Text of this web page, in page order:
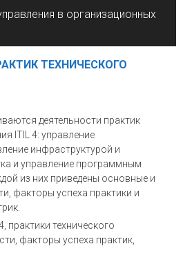
в организационных
ТЕХНИЧЕСКОГО
деятельности практик
ITIL 4: управление
инфраструктурой и
и управление программным
из них приведены основные и
факторы успеха практики и
практики технического
факторы успеха практик,